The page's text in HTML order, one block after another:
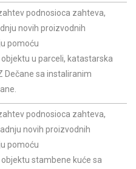
podnosioca zahteva,
novih proizvodnih
pomoću
u parceli, katastarska
Dečane sa instaliranim
podnosioca zahteva,
novih proizvodnih
pomoću
stambene kuće sa